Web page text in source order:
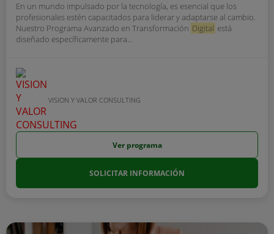
En un mundo impulsado por la tecnología, es esencial que los
profesionales estén capacitados para liderar y adaptarse al cambio.
Nuestro Programa Avanzado en Transformación Digital está
diseñado específicamente para...
VISION Y VALOR CONSULTING
Ver programa
SOLICITAR INFORMACIÓN